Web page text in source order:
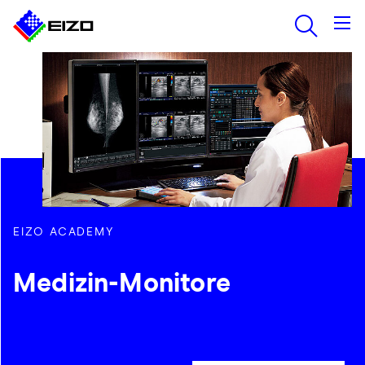
EIZO ACADEMY
Medizin-Monitore